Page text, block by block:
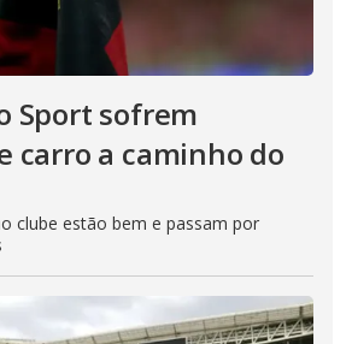
Sport sofrem
carro a caminho do
clube estão bem e passam por